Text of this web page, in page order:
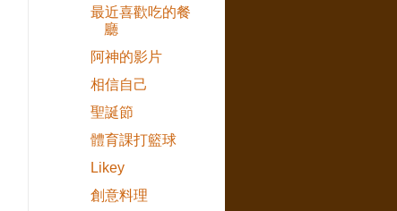
最近喜歡吃的餐
廳
阿神的影片
相信自己
聖誕節
體育課打籃球
Likey
創意料理